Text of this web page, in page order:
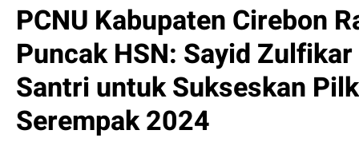
PCNU Kabupaten Cirebon
Puncak HSN: Sayid
Santri untuk Sukseskan
Serempak 2024